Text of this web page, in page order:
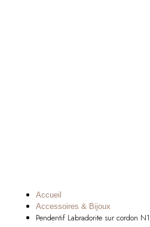
Accueil
Accessoires & Bijoux
Pendentif Labradorite sur cordon